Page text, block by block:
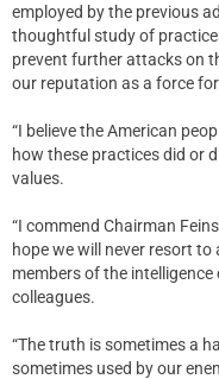
employed by the previous
thoughtful study of
prevent further attacks on
our reputation as a force
“I believe the American
how these practices did or
values.
“I commend Chairman
hope we will never resort
members of the
colleagues.
“The truth is sometimes a
sometimes used by our